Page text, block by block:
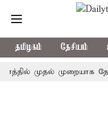
தமிழகம் தேசியம்
முறையாக தேசிய